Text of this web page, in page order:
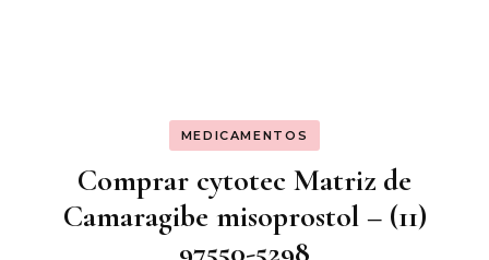
MEDICAMENTOS
Comprar cytotec Matriz de
Camaragibe misoprostol – (11)
97550-5298